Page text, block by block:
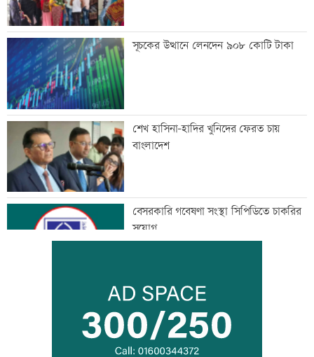
সূচকের উত্থানে লেনদেন ৯০৮ কোটি টাকা
শেখ হাসিনা-হাদির খুনিদের ফেরত চায়
বাংলাদেশ
বেসরকারি গবেষণা সংস্থা সিপিডিতে চাকরির
সুযোগ
আলোচনা খুব ভালো হয়েছে, সবই ইতিবাচক:
ভারতের হাইকমিশনার